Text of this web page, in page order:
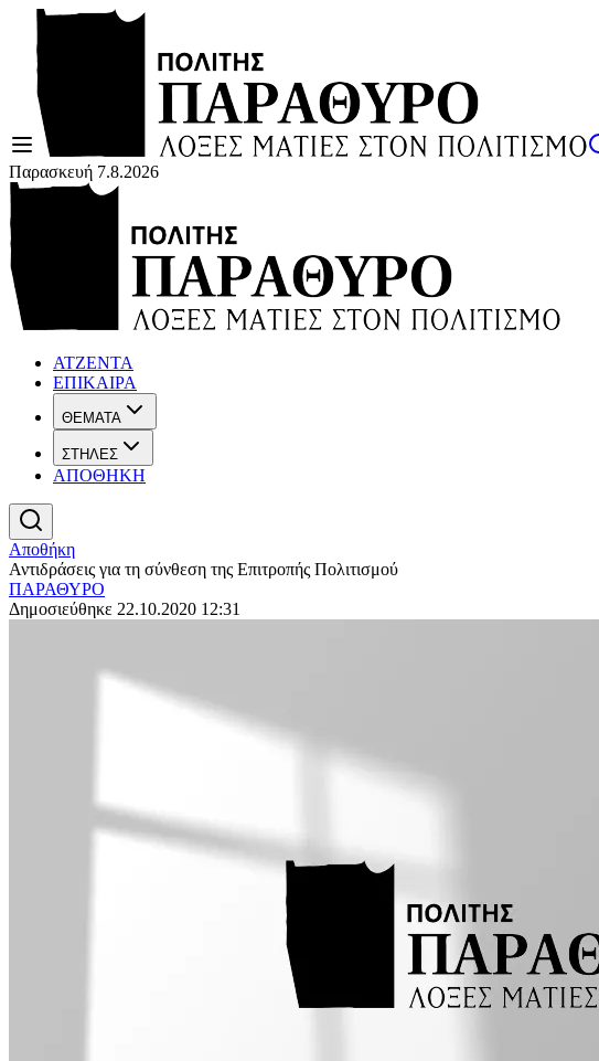
Παρασκευή 7.8.2026
ΑΤΖΕΝΤΑ
ΕΠΙΚΑΙΡΑ
ΘΕΜΑΤΑ
ΣΤΗΛΕΣ
ΑΠΟΘΗΚΗ
Αποθήκη
Αντιδράσεις για τη σύνθεση της Επιτροπής Πολιτισμού
ΠΑΡΑΘΥΡΟ
Δημοσιεύθηκε 22.10.2020 12:31